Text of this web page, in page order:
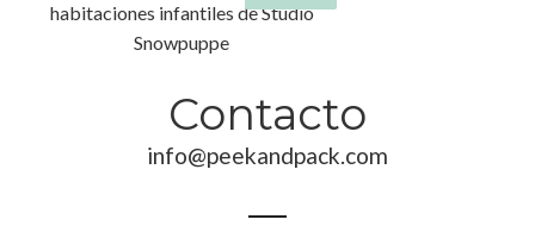
174,00 €
83,00€
Contacto
info@peekandpack.com